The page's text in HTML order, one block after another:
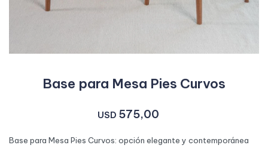
Base para Mesa Pies Curvos
USD 575,00
Base para Mesa Pies Curvos: opción elegante y contemporánea